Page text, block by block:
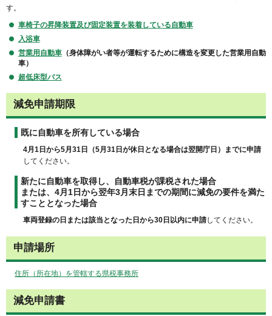
す。
車椅子の昇降装置及び固定装置を装着している自動車
入浴車
営業用自動車（身体障がい者等が運転するために構造を変更した営業用自動
車）
超低床型バス
減免申請期限
既に自動車を所有している場合
4月1日から5月31日（5月31日が休日となる場合は翌開庁日）までに申請
してください。
新たに自動車を取得し、自動車税が課税された場合
または、4月1日から翌年3月末日までの期間に減免の要件を満た
すこととなった場合
車両登録の日または該当となった日から30日以内に申請してください。
申請場所
住所（所在地）を管轄する県税事務所
減免申請書